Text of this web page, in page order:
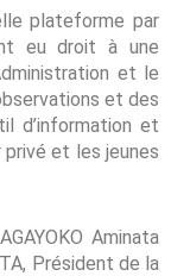
plateforme par
eu droit à une
et le
et des
d’information et
et les jeunes
Aminata
Président de la